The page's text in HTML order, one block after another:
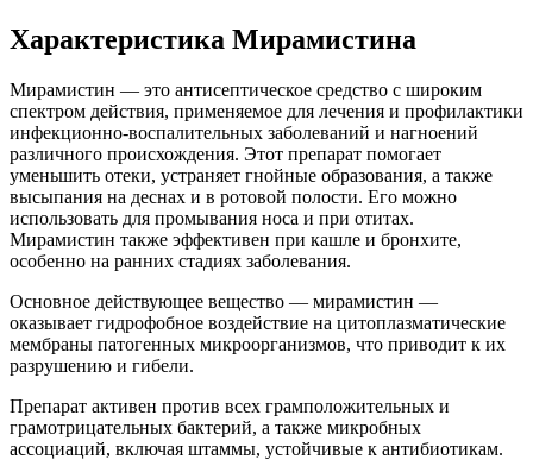
Характеристика Мирамистина
Мирамистин — это антисептическое средство с широким
спектром действия, применяемое для лечения и профилактики
инфекционно-воспалительных заболеваний и нагноений
различного происхождения. Этот препарат помогает
уменьшить отеки, устраняет гнойные образования, а также
высыпания на деснах и в ротовой полости. Его можно
использовать для промывания носа и при отитах.
Мирамистин также эффективен при кашле и бронхите,
особенно на ранних стадиях заболевания.
Основное действующее вещество — мирамистин —
оказывает гидрофобное воздействие на цитоплазматические
мембраны патогенных микроорганизмов, что приводит к их
разрушению и гибели.
Препарат активен против всех грамположительных и
грамотрицательных бактерий, а также микробных
ассоциаций, включая штаммы, устойчивые к антибиотикам.